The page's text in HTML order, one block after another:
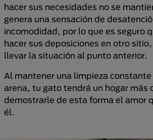
hacer sus necesidades no se
genera una sensación de
incomodidad, por lo que es seguro
hacer sus deposiciones en otro
llevar la situación al punto anterior.
Al mantener una limpieza constante
arena, tu gato tendrá un hogar más
demostrarle de esta forma el amor
él.